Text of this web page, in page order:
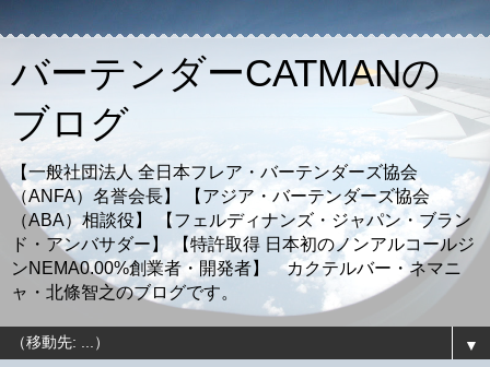
バーテンダーCATMANの
ブログ
【一般社団法人 全日本フレア・バーテンダーズ協会
（ANFA）名誉会長】 【アジア・バーテンダーズ協会
（ABA）相談役】 【フェルディナンズ・ジャパン・ブラン
ド・アンバサダー】 【特許取得 日本初のノンアルコールジ
ンNEMA0.00%創業者・開発者】 カクテルバー・ネマニ
ャ・北條智之のブログです。
▼